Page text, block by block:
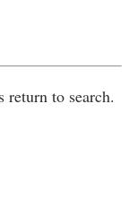
return to search.